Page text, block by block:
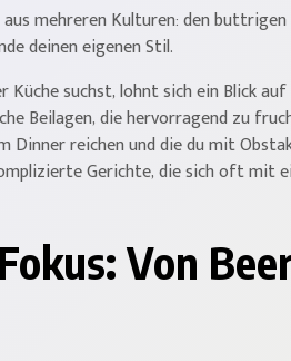
mehreren Kulturen: den
deinen eigenen Stil.
Küche suchst, lohnt sich ein Blick
Beilagen, die hervorragend zu
Dinner reichen und die du mit
Gerichte, die sich oft mit
Von